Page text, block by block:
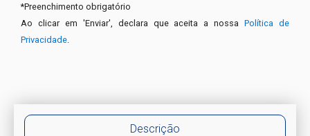
*Preenchimento obrigatório
Ao clicar em 'Enviar', declara que aceita a nossaPolítica de
Privacidade
Descrição